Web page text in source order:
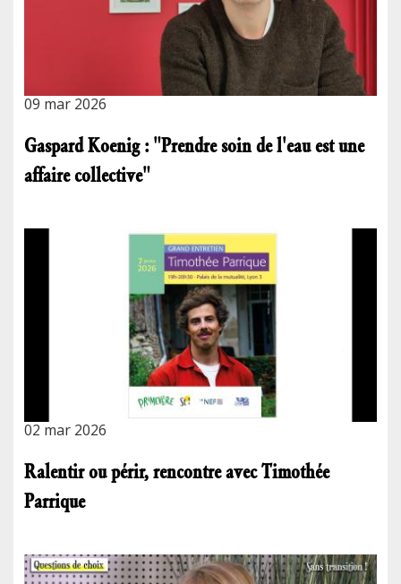
09 mar 2026
Gaspard Koenig : "Prendre soin de l'eau est une
affaire collective"
02 mar 2026
Ralentir ou périr, rencontre avec Timothée
Parrique